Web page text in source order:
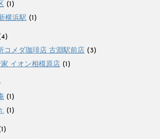
(1)
横浜駅 (1)
コメダ珈琲店 古淵駅前店 (3)
イオン相模原店 (1)
(1)
(1)